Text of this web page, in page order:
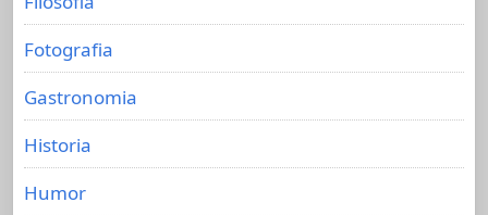
Fotografia
Gastronomia
Historia
Humor